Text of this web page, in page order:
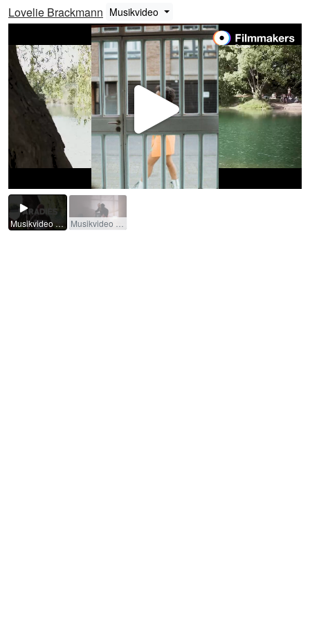
Lovelie Brackmann Musikvideo
Vídeo
Musikvideo "Paradise" (Lucito Musik) (Video musical) / 2023 / R: Nico Nimz Musikvideo "Tu nur was du nicht kannst" (Asantband) (Video musical) / 2023 / R: Jan Liesefeld